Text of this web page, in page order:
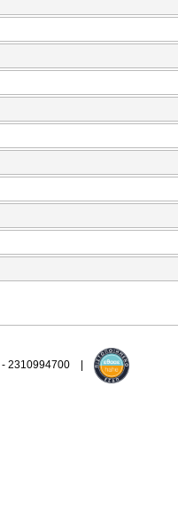
- 2310994700 |